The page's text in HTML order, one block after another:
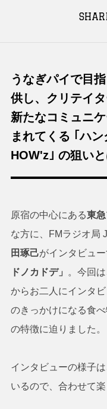
うなぎパイで目
供し、クリテイ
新たなコミュニ
まれてくる ｢ハ
HOW'z｣ の狙いと
原宿の中心にある東急
な方に、FMラジオ局
田琢己がインタビュ
ドノカドデ」
。今回
からお二人にインタ
のきっかけになる食
の特徴に迫りました。
インタビューの様子は
いるので、合わせて